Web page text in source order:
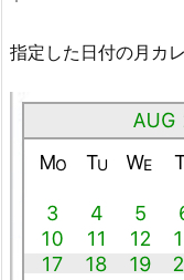
指定した日付の月カ